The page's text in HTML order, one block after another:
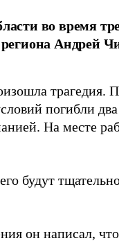
во время
Андрей
трагедия.
погибли
На месте
будут
он написал,